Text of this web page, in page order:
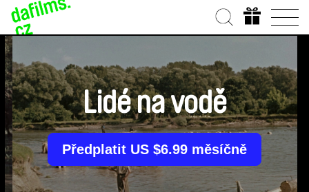
Lidé na vodě
Předplatit US $6.99 měsíčně